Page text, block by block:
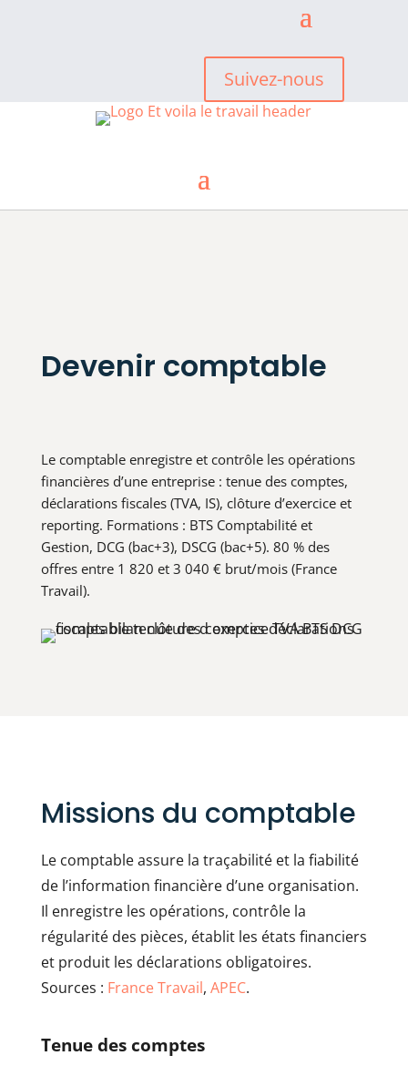
Suivez-nous
Devenir comptable
Le comptable enregistre et contrôle les opérations
financières d’une entreprise : tenue des comptes,
déclarations fiscales (TVA, IS), clôture d’exercice et
reporting. Formations : BTS Comptabilité et
Gestion, DCG (bac+3), DSCG (bac+5). 80 % des
offres entre 1 820 et 3 040 € brut/mois (France
Travail).
Missions du comptable
Le comptable assure la traçabilité et la fiabilité
de l’information financière d’une organisation.
Il enregistre les opérations, contrôle la
régularité des pièces, établit les états financiers
et produit les déclarations obligatoires.
Sources : France Travail, APEC.
Tenue des comptes